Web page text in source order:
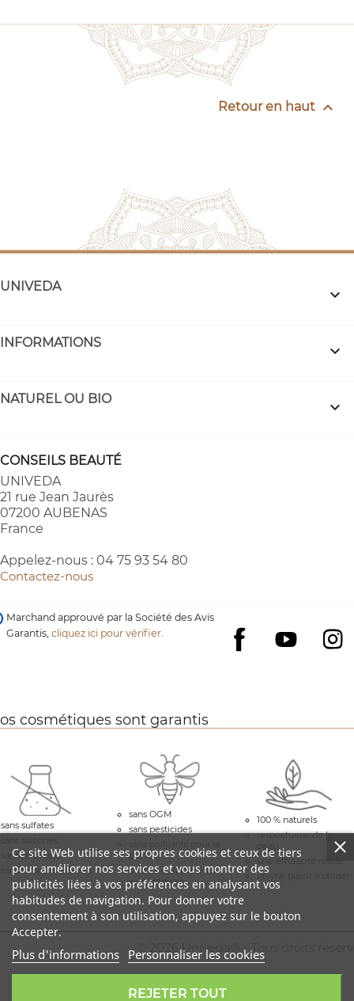
Retour en haut 
UNIVEDA 
INFORMATIONS 
NATUREL OU BIO 
CONSEILS BEAUTÉ
UNIVEDA
21 rue Jean Jaurès
07200 AUBENAS
France
Appelez-nous : 04 75 93 54 80
Contactez-nous
Facebook
YouTube
Marchand approuvé par la Société des Avis
Garantis,cliquez ici pour vérifier.
Ce site Web utilise ses propres cookies et ceux de tiers
pour améliorer nos services et vous montrer des
publicités liées à vos préférences en analysant vos
habitudes de navigation. Pour donner votre
consentement à son utilisation, appuyez sur le bouton
Accepter.
Plus d'informations Personnaliser les cookies
REJETER TOUT
cosmétiques sont garantis
sans sulfates
sans phtalates
sans huiles minérales
sans OGM
sans pesticides
planète
sans perturbérateurs
endocriniens
100 % naturels
respectueux de la
peau
un vrai plaisir à utiliser
© 2026 Univeda® - Tous droits